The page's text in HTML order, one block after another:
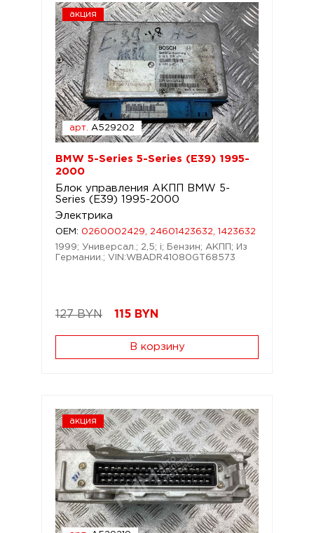
акция
арт. A529202
BMW 5-Series 5-Series (E39) 1995-
2000
Блок управления АКПП BMW 5-
Series (E39) 1995-2000
Электрика
OEM: 0260002429, 24601423632, 1423632
1999; Универсал.; 2,5; i; Бензин; АКПП; Из
Германии.; VIN:WBADR41080GT68573
127 BYN 115 BYN
В корзину
акция